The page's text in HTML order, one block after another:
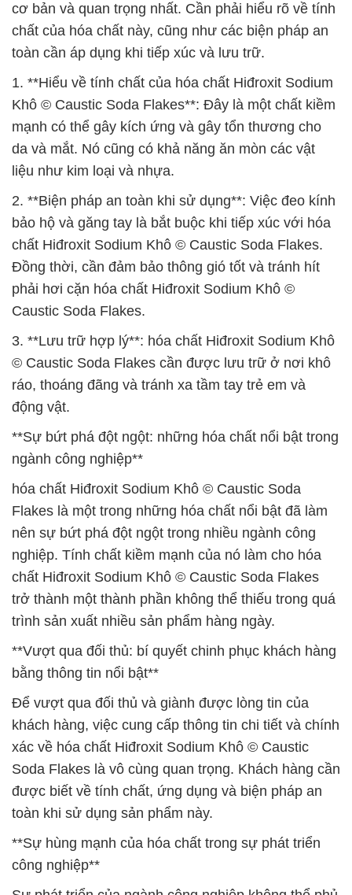
cơ bản và quan trọng nhất. Cần phải hiểu rõ về tính
chất của hóa chất này, cũng như các biện pháp an
toàn cần áp dụng khi tiếp xúc và lưu trữ.
1. **Hiểu về tính chất của hóa chất Hiđroxit Sodium
Khô © Caustic Soda Flakes**: Đây là một chất kiềm
mạnh có thể gây kích ứng và gây tổn thương cho
da và mắt. Nó cũng có khả năng ăn mòn các vật
liệu như kim loại và nhựa.
2. **Biện pháp an toàn khi sử dụng**: Việc đeo kính
bảo hộ và găng tay là bắt buộc khi tiếp xúc với hóa
chất Hiđroxit Sodium Khô © Caustic Soda Flakes.
Đồng thời, cần đảm bảo thông gió tốt và tránh hít
phải hơi cặn hóa chất Hiđroxit Sodium Khô ©
Caustic Soda Flakes.
3. **Lưu trữ hợp lý**: hóa chất Hiđroxit Sodium Khô
© Caustic Soda Flakes cần được lưu trữ ở nơi khô
ráo, thoáng đãng và tránh xa tầm tay trẻ em và
động vật.
**Sự bứt phá đột ngột: những hóa chất nổi bật trong
ngành công nghiệp**
hóa chất Hiđroxit Sodium Khô © Caustic Soda
Flakes là một trong những hóa chất nổi bật đã làm
nên sự bứt phá đột ngột trong nhiều ngành công
nghiệp. Tính chất kiềm mạnh của nó làm cho hóa
chất Hiđroxit Sodium Khô © Caustic Soda Flakes
trở thành một thành phần không thể thiếu trong quá
trình sản xuất nhiều sản phẩm hàng ngày.
**Vượt qua đối thủ: bí quyết chinh phục khách hàng
bằng thông tin nổi bật**
Để vượt qua đối thủ và giành được lòng tin của
khách hàng, việc cung cấp thông tin chi tiết và chính
xác về hóa chất Hiđroxit Sodium Khô © Caustic
Soda Flakes là vô cùng quan trọng. Khách hàng cần
được biết về tính chất, ứng dụng và biện pháp an
toàn khi sử dụng sản phẩm này.
**Sự hùng mạnh của hóa chất trong sự phát triển
công nghiệp**